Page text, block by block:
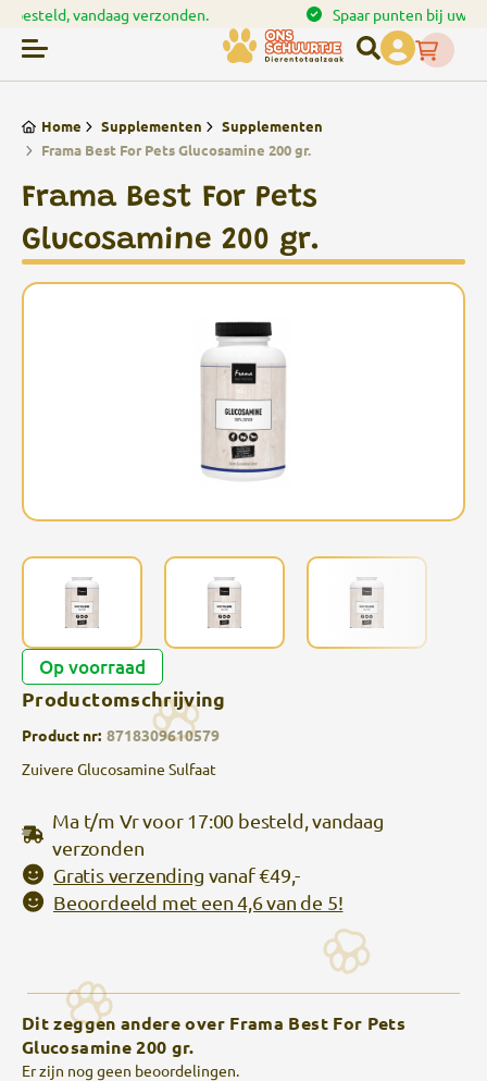
Spaar punten bij uw bestellingen
Home Supplementen
Supplementen
Frama Best For Pets Glucosamine 200 gr.
Frama Best For Pets
Glucosamine 200 gr.
Op voorraad
Productomschrijving
Product nr: 8718309610579
Zuivere Glucosamine Sulfaat
Ma t/m Vr voor 17:00 besteld, vandaag
verzonden
Gratis verzending vanaf €49,-
Beoordeeld met een 4,6 van de 5!
Dit zeggen andere over Frama Best For Pets
Glucosamine 200 gr.
Er zijn nog geen beoordelingen.